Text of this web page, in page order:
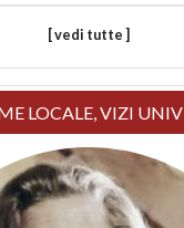
[ vedi tutte ]
LOCALE, VIZI